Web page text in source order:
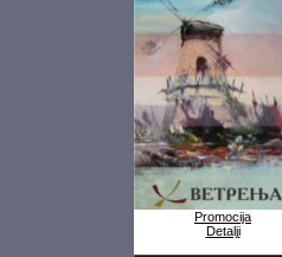
Promocija
Detalji